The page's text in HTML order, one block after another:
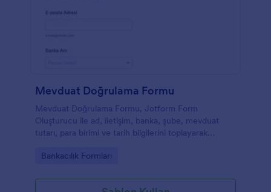
Mevduat Doğrulama Formu
Mevduat Doğrulama Formu, Jotform Form
Oluşturucu ile ad, iletişim, banka, şube, mevduat
tutarı, para birimi ve tarih bilgilerini toplayarak
doğrulanmasını sağlar.
Go to Category:
Bankacılık Formları